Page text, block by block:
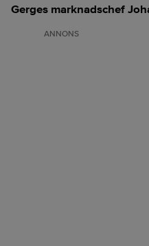
Gerges marknadschef
ANNONS